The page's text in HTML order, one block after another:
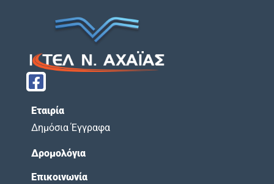
Εταιρία
Δημόσια Έγγραφα
Δρομολόγια
Επικοινωνία